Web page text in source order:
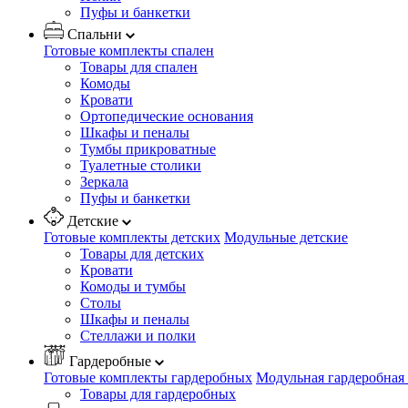
Пуфы и банкетки
Спальни
Готовые комплекты спален
Товары для спален
Комоды
Кровати
Ортопедические основания
Шкафы и пеналы
Тумбы прикроватные
Туалетные столики
Зеркала
Пуфы и банкетки
Детские
Готовые комплекты детских Модульные детские
Товары для детских
Кровати
Комоды и тумбы
Столы
Шкафы и пеналы
Стеллажи и полки
Гардеробные
Готовые комплекты гардеробных Модульная
Товары для гардеробных